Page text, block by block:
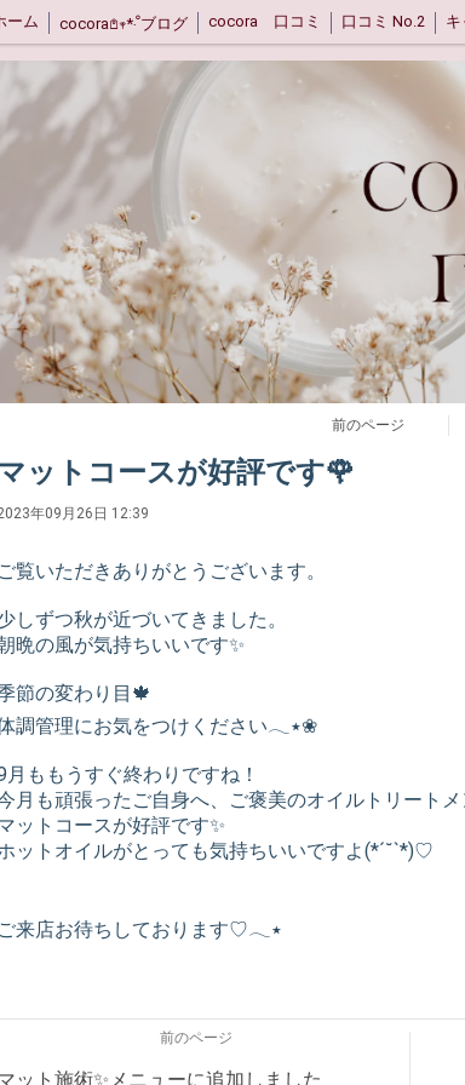
ーム cocora𖤘𖥧*‧ﹾブログ cocora 口コミ 口コミ No.2
前のページ
ットコースが好評です🌹
年09月26日 12:39
ご覧いただきありがとうございます。
しずつ秋が近づいてきました。
晩の風が気持ちいいです✨
節の変わり目🍁
体調管理にお気をつけください𓂃٭❀
月ももうすぐ終わりですね！
月も頑張ったご自身へ、ご褒美のオイルトリート
ットコースが好評です✨
ットオイルがとっても気持ちいいですよ(*´˘`*)♡
ご来店お待ちしております♡𓂃٭
前のページ
ット施術✨メニューに追加しました